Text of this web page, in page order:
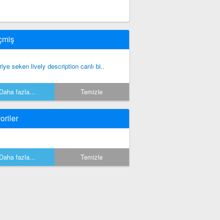
seken lively description canlı bi..
Daha fazla... Temizle
Daha fazla... Temizle